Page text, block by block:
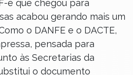
e que chegou para
acabou gerando mais um
o DANFE e o DACTE,
pensada para
às Secretarias da
o documento